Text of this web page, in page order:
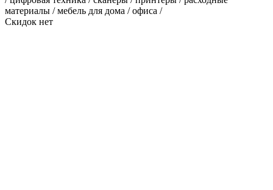
материалы / мебель для дома / офиса /
Скидок нет